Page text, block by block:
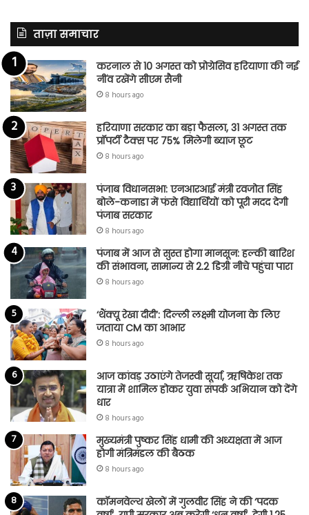
ताज़ा समाचार
करनाल से 10 अगस्त को प्रोग्रेसिव हरियाणा की नई
नींव रखेंगे सीएम सैनी
8 hours ago
हरियाणा सरकार का बड़ा फैसला, 31 अगस्त तक
प्रॉपर्टी टैक्स पर 75% मिलेगी ब्याज छूट
8 hours ago
पंजाब विधानसभा: एनआरआई मंत्री रवजोत सिंह
बोले-कनाडा में फंसे विद्यार्थियों को पूरी मदद देगी
पंजाब सरकार
8 hours ago
पंजाब में आज से सुस्त होगा मानसून: हल्की बारिश
की संभावना, सामान्य से 2.2 डिग्री नीचे पहुंचा पारा
8 hours ago
‘थैंक्यू रेखा दीदी’: दिल्ली लक्ष्मी योजना के लिए
जताया CM का आभार
8 hours ago
आज कांवड़ उठाएंगे तेजस्वी सूर्या, ऋषिकेश तक
यात्रा में शामिल होकर युवा संपर्क अभियान को देंगे
धार
8 hours ago
मुख्यमंत्री पुष्कर सिंह धामी की अध्यक्षता में आज
होगी मंत्रिमंडल की बैठक
8 hours ago
कॉमनवेल्थ खेलों में गुलवीर सिंह ने की ‘पदक